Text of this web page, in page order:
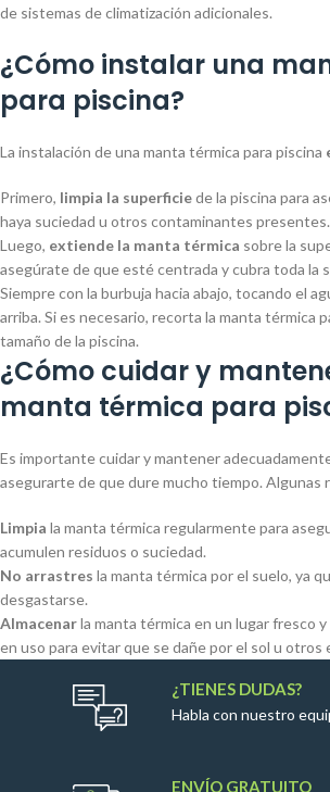
de sistemas de climatización adicionales.
¿Cómo instalar una
para piscina?
La instalación de una manta térmica para piscina
Primero, limpia la superficiede la piscina para
haya suciedad u otros contaminantes presentes.
Luego, extiende la manta térmica sobre la
asegúrate de que esté centrada y cubra toda la
Siempre con la burbuja hacia abajo, tocando el
arriba. Si es necesario, recorta la manta térmica
tamaño de la piscina.
¿Cómo cuidar y
manta térmica para
Es importante cuidar y mantener
asegurarte de que dure mucho tiempo. Algunas
Limpia la manta térmica regularmente para
acumulen residuos o suciedad.
No arrastres la manta térmica por el suelo, ya
desgastarse.
Almacenarla manta térmica en un lugar fresco
en uso para evitar que se dañe por el sol u otros
¿TIENES DUDAS?
Habla con nuestro
ENVÍO GRATUITO